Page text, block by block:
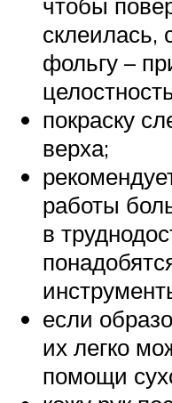
склеилась,
фольгу –
покраску
верха;
работы
в
если
их легко
помощи